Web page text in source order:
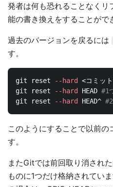
発者は何も恐れることなく
能の書き換えをすることがで
過去のバージョンを戻るには
す。
git reset --hard
<コミッ
git reset
--hard HEAD #1
git reset
--hard HEAD^
このようにすることで以前の
す。
またGitでは前回取り消され
ものに1つだけ格納されてい